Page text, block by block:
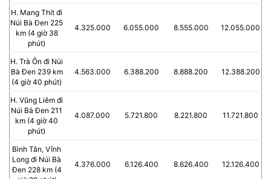
H. Mang Thít đi
Núi Bà Đen 225
km (4 giờ 38
phút)
4.325.000 6.055.000 8.555.000 12.055.000
H. Trà Ôn đi Núi
Bà Đen 239 km
(4 giờ 40 phút)
4.563.000 6.388.200 8.888.200 12.388.200
H. Vũng Liêm đi
Núi Bà Đen 211
km (4 giờ 40
phút)
4.087.000 5.721.800 8.221.800 11.721.800
Bình Tân, Vĩnh
Long đi Núi Bà
Đen 228 km (4
4.376.000 6.126.400 8.626.400 12.126.400